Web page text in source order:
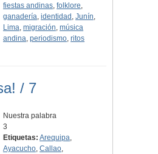
fiestas andinas,folklore,
ganadería,identidad ,Junín,
Lima,migración,música
andina,periodismo,ritos
/ 7
Nuestra palabra
3
Etiquetas: Arequipa,
Ayacucho,Callao,